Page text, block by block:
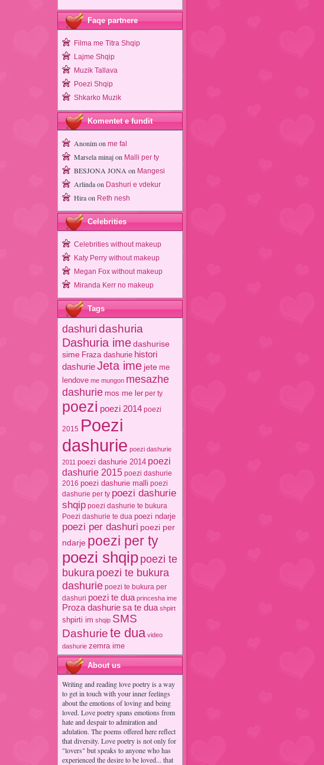
Faqe partnere
Filma me Titra Shqip
Lajme Shqip
Muzik Tallava
Poezi Shqip
Shkarko Muzik
Komentet e fundit
Anonimon me fal
Marsela minajon Malli per ty
BESJONA JONA on Mangesi
Arlindaon Dashuri e vdekur
Hiraon Reth nesh
Celebrities
Celebrities without makeup
Katy Perry without makeup
Megan Fox without makeup
Miranda Kerr no makeup
Tags
dashuridashuria
Dashuria imedashurise
sime Fraza dashurie histori
dashurieJeta ime jete me
lendove me mungon mesazhe
dashurie mos me ler per ty
poezi poezi 2014 poezi
2015 Poezi
dashurie poezi dashurie
2011 poezi dashurie 2014 poezi
dashurie 2015 poezi dashurie
2016 poezi dashurie malli poezi
dashurie per ty poezi dashurie
shqip poezi dashurie te bukura
Poezi dashurie te dua poezi ndarje
poezi per dashuri poezi per
ndarje poezi per ty
poezi shqip poezi te
bukura poezi te bukura
dashurie poezi te bukura per
dashuri poezi te dua princesha ime
Proza dashuriesa te dua shpirt
shpirti im shqip SMS
Dashuriete dua video
dashurie zemra ime
About us
Writing and reading love poetry is a way
to get in touch with your inner feelings
about the emotions of loving and being
loved. Love poetry spans emotions from
hate and despair to admiration and
adulation. The poems offered here reflect
that diversity. Love poetry is not only for
"lovers" but speaks to anyone who has
experienced the desire to be loved... that